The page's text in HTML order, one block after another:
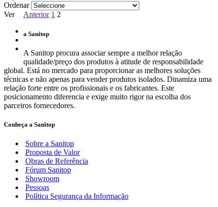
Ordenar
Ver
Anterior 1 2
a Sanitop
A Sanitop procura associar sempre a melhor relação
qualidade/preço dos produtos à atitude de responsabilidade
global. Está no mercado para proporcionar as melhores soluções
técnicas e não apenas para vender produtos isolados. Dinamiza uma
relação forte entre os profissionais e os fabricantes. Este
posicionamento diferencia e exige muito rigor na escolha dos
parceiros fornecedores.
Conheça a Sanitop
Sobre a Sanitop
Proposta de Valor
Obras de Referência
Fórum Sanitop
Showroom
Pessoas
Política Segurança da Informação